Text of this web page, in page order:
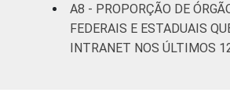
A8 - PROPORÇÃO DE
FEDERAIS E ESTADUAIS
INTRANET NOS ÚLTIMOS